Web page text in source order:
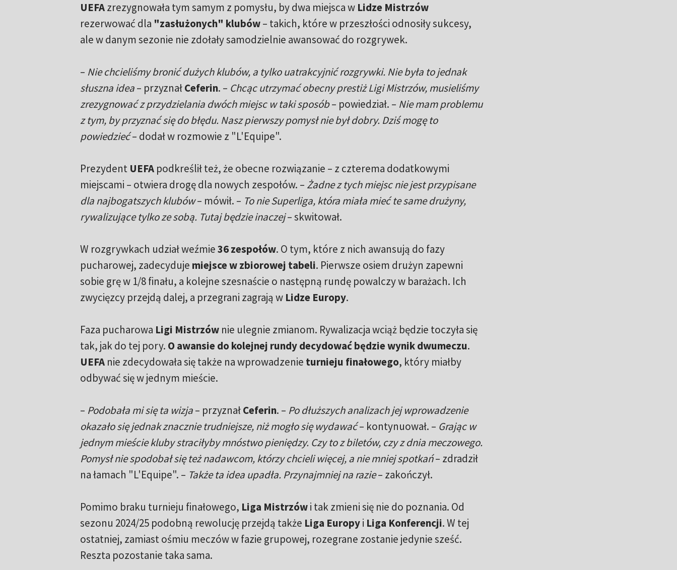
UEFAzrezygnowała tym samym z pomysłu, by dwa miejsca wLidze Mistrzów
rezerwować dla "zasłużonych" klubów– takich, które w przeszłości odnosiły sukcesy,
ale w danym sezonie nie zdołały samodzielnie awansować do rozgrywek.
– Nie chcieliśmy bronić dużych klubów, a tylko uatrakcyjnić rozgrywki. Nie była to jednak
słuszna idea– przyznałCeferin. – Chcąc utrzymać obecny prestiż Ligi Mistrzów, musieliśmy
zrezygnować z przydzielania dwóch miejsc w taki sposób– powiedział. – Nie mam problemu
z tym, by przyznać się do błędu. Nasz pierwszy pomysł nie był dobry. Dziś mogę to
powiedzieć– dodał w rozmowie z "L'Equipe".
Prezydent UEFApodkreślił też, że obecne rozwiązanie – z czterema dodatkowymi
miejscami – otwiera drogę dla nowych zespołów. – Żadne z tych miejsc nie jest przypisane
dla najbogatszych klubów– mówił. – To nie Superliga, która miała mieć te same drużyny,
rywalizujące tylko ze sobą. Tutaj będzie inaczej– skwitował.
W rozgrywkach udział weźmie36 zespołów. O tym, które z nich awansują do fazy
pucharowej, zadecyduje miejsce w zbiorowej tabeli. Pierwsze osiem drużyn zapewni
sobie grę w 1/8 finału, a kolejne szesnaście o następną rundę powalczy w barażach. Ich
zwycięzcy przejdą dalej, a przegrani zagrają wLidze Europy.
Faza pucharowa Ligi Mistrzównie ulegnie zmianom. Rywalizacja wciąż będzie toczyła się
tak, jak do tej pory. O awansie do kolejnej rundy decydować będzie wynik dwumeczu.
UEFAnie zdecydowała się także na wprowadzenie turnieju finałowego, który miałby
odbywać się w jednym mieście.
– Podobała mi się ta wizja– przyznałCeferin. – Po dłuższych analizach jej wprowadzenie
okazało się jednak znacznie trudniejsze, niż mogło się wydawać– kontynuował. – Grając w
jednym mieście kluby straciłyby mnóstwo pieniędzy. Czy to z biletów, czy z dnia meczowego.
Pomysł nie spodobał się też nadawcom, którzy chcieli więcej, a nie mniej spotkań– zdradził
na łamach "L'Equipe". – Także ta idea upadła. Przynajmniej na razie– zakończył.
Pomimo braku turnieju finałowego, Liga Mistrzówi tak zmieni się nie do poznania. Od
sezonu 2024/25 podobną rewolucję przejdą także Liga Europyi Liga Konferencji. W tej
ostatniej, zamiast ośmiu meczów w fazie grupowej, rozegrane zostanie jedynie sześć.
Reszta pozostanie taka sama.